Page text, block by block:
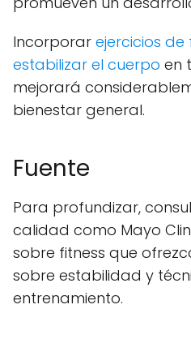
Incorporar ejercicios
estabilizar el cuerpo en
mejorará
bienestar general.
Fuente
Para profundizar,
calidad como Mayo
sobre fitness que
sobre estabilidad y
entrenamiento.